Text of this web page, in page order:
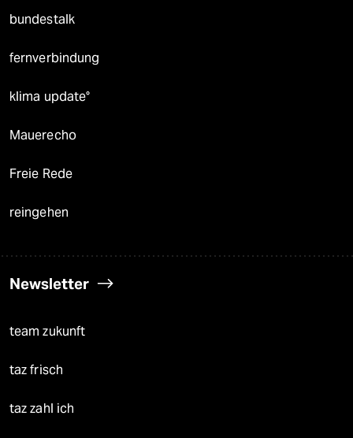
bundestalk
fernverbindung
klima update°
Mauerecho
Freie Rede
reingehen
Newsletter
team zukunft
taz frisch
taz zahl ich